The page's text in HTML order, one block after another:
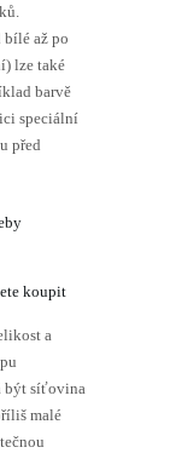
až po
lze také
barvě
speciální
před
koupit
a
být síťovina
malé